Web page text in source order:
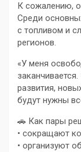
К сожалению,
Среди
с топливом и
регионов.
«У меня
развития,
будут нужны
🚗 Как пары
• сокращают
• организуют